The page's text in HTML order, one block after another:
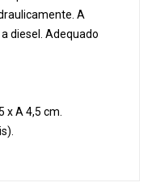
A
diesel. Adequado
x A 4,5 cm.